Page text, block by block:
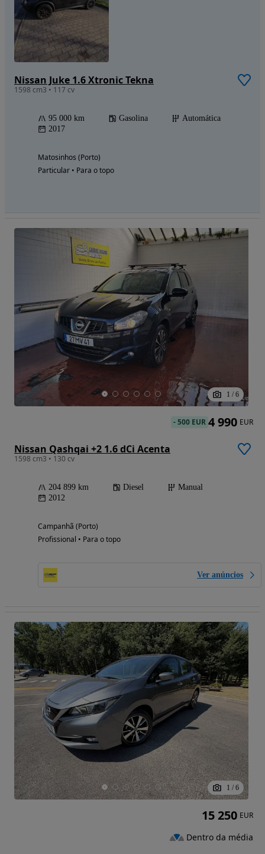
Nissan Juke 1.6 Xtronic Tekna
1598 cm3 • 117 cv
95 000 km Gasolina
Automática
2017
Matosinhos (Porto)
Particular • Para o topo
1 / 6
Nissan Qashqai +2 1.6 dCi Acenta
1598 cm3 • 130 cv
204 899 km Diesel
Manual
2012
Campanhã (Porto)
Profissional • Para o topo
Ver anúncios
-500 EUR 4 990 EUR
1 / 6
15 250 EUR
Dentro da média